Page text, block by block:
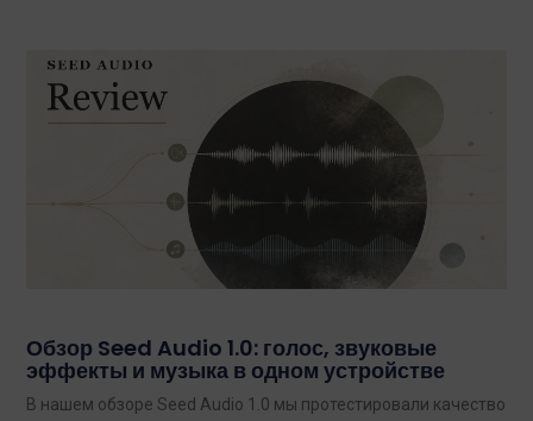
Обзор Seed Audio 1.0: голос, звуковые
эффекты и музыка в одном устройстве
В нашем обзоре Seed Audio 1.0 мы протестировали качество